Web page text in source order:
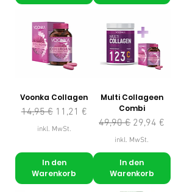
Voonka Collagen
Standardpreis
14,95 € Sale-Preis
11,21 €
inkl. MwSt.
In den
Warenkorb
Multi Collageen
Combi
Standardpreis
49,90 € Sale-Preis
29,94 €
inkl. MwSt.
In den
Warenkorb